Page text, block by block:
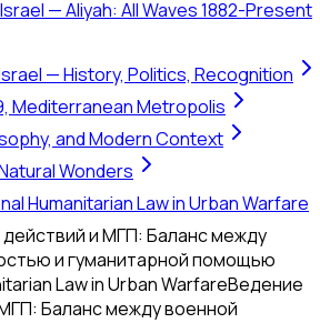
— Aliyah: All Waves 1882-Present
— History, Politics, Recognition
Mediterranean Metropolis
and Modern Context
Wonders
Humanitarian Law in Urban Warfare
и МГП: Баланс между
и гуманитарной помощью
Law in Urban WarfareВедение
Баланс между военной